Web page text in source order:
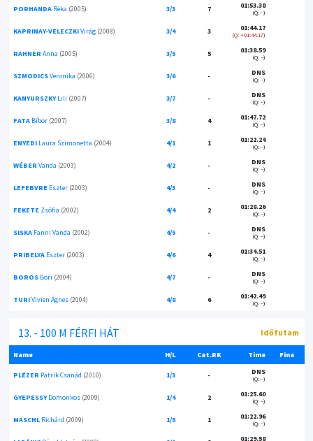
PORHANDARéka (2005) 3/3 7 01:53.38
(Q: --)
KAPRINAY-VELECZKIVirág (2008) 3/4 3 01:44.17
Q: +01:44.17
RAHNER Anna (2005) 3/5 5 01:38.59
(Q: --)
SZMODICSVeronika (2006) 3/6 - DNS
(Q: --)
KANYURSZKYLili (2007) 3/7 - DNS
(Q: --)
FATABíbor (2007) 3/8 4 01:47.72
(Q: --)
ENYEDILaura Szimonetta (2004) 4/1 1 01:22.24
(Q: --)
WÉBER Vanda (2003) 4/2 - DNS
(Q: --)
LEFEBVREEszter (2003) 4/3 - DNS
(Q: --)
FEKETEZsófia (2002) 4/4 2 01:28.26
(Q: --)
SISKAFanni Vanda (2002) 4/5 - DNS
(Q: --)
PRIBELYAEszter (2003) 4/6 4 01:34.51
(Q: --)
BOROSBori (2004) 4/7 - DNS
(Q: --)
TURIVivien Ágnes(2004) 4/8 6 01:42.49
(Q: --)
13. - 100 M FÉRFI HÁT Időfutam
Name H/L Cat.RK Time Fina
PLÉZER Patrik Csanád (2010) 1/3 - DNS
(Q: --)
GYEPESSYDomonkos (2009) 1/4 2 01:25.60
(Q: --)
MASCHLRichárd (2009) 1/5 1 01:22.96
(Q: --)
01:29.58